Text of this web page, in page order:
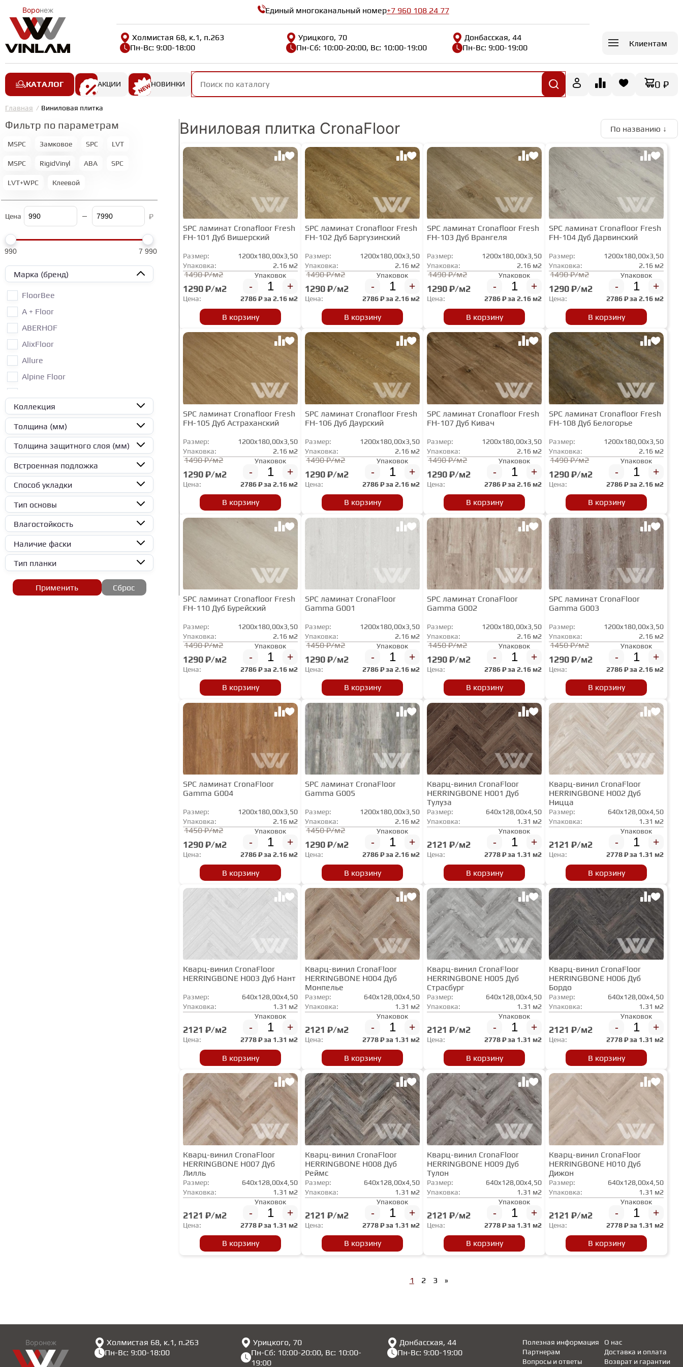
Воронеж Единый многоканальный номер+7 960 108 24 77
Холмистая 68, к.1, п.263
Пн-Вс: 9:00-18:00
Урицкого, 70
Пн-Сб: 10:00-20:00, Вс: 10:00-19:00
Донбасская, 44
Пн-Вс: 9:00-19:00
Клиентам
КАТАЛОГ АКЦИИ НОВИНКИ 0 ₽
Главная Виниловая плитка
Фильтр по параметрам
MSPC Замковое SPC LVT
MSPC RigidVinyl ABA SPC
LVT+WPC Клеевой
Цена ₽
990 7 990
Марка (бренд)
FloorBee
A + Floor
ABERHOF
AlixFloor
Allure
Alpine Floor
Aquafloor
Arbiton
AspenFloor
BAS
BerryAlloc
Betta
Bonkeel
CM Floor
CronaFloor
DAMY FLOOR
Demy Floor
Коллекция
Толщина (мм)
Толщина защитного слоя (мм)
Встроенная подложка
Способ укладки
Тип основы
Влагостойкость
Наличие фаски
Тип планки
Применить Сброс
Виниловая плитка CronaFloor По названию ↓
SPC ламинат Cronafloor Fresh
FH-101 Дуб Вишерский
Размер:
1200x180,00x3,50
Упаковка:
2.16 м2
1490 ₽/м2
1290 ₽/м2
Упаковок
- +
Цена: 2786₽ за2.16 м2
В корзину
SPC ламинат Cronafloor Fresh
FH-102 Дуб Баргузинский
Размер:
1200x180,00x3,50
Упаковка:
2.16 м2
1490 ₽/м2
1290 ₽/м2
Упаковок
- +
Цена: 2786₽ за2.16 м2
В корзину
SPC ламинат Cronafloor Fresh
FH-103 Дуб Врангеля
Размер:
1200x180,00x3,50
Упаковка:
2.16 м2
1490 ₽/м2
1290 ₽/м2
Упаковок
- +
Цена: 2786₽ за2.16 м2
В корзину
SPC ламинат Cronafloor Fresh
FH-104 Дуб Дарвинский
Размер:
1200x180,00x3,50
Упаковка:
2.16 м2
1490 ₽/м2
1290 ₽/м2
Упаковок
- +
Цена: 2786₽ за2.16 м2
В корзину
SPC ламинат Cronafloor Fresh
FH-105 Дуб Астраханский
Размер:
1200x180,00x3,50
Упаковка:
2.16 м2
1490 ₽/м2
1290 ₽/м2
Упаковок
- +
Цена: 2786₽ за2.16 м2
В корзину
SPC ламинат Cronafloor Fresh
FH-106 Дуб Даурский
Размер:
1200x180,00x3,50
Упаковка:
2.16 м2
1490 ₽/м2
1290 ₽/м2
Упаковок
- +
Цена: 2786₽ за2.16 м2
В корзину
SPC ламинат Cronafloor Fresh
FH-107 Дуб Кивач
Размер:
1200x180,00x3,50
Упаковка:
2.16 м2
1490 ₽/м2
1290 ₽/м2
Упаковок
- +
Цена: 2786₽ за2.16 м2
В корзину
SPC ламинат Cronafloor Fresh
FH-108 Дуб Белогорье
Размер:
1200x180,00x3,50
Упаковка:
2.16 м2
1490 ₽/м2
1290 ₽/м2
Упаковок
- +
Цена: 2786₽ за2.16 м2
В корзину
SPC ламинат Cronafloor Fresh
FH-110 Дуб Бурейский
Размер:
1200x180,00x3,50
Упаковка:
2.16 м2
1490 ₽/м2
1290 ₽/м2
Упаковок
- +
Цена: 2786₽ за2.16 м2
В корзину
SPC ламинат CronaFloor
Gamma G001
Размер:
1200x180,00x3,50
Упаковка:
2.16 м2
1450 ₽/м2
1290 ₽/м2
Упаковок
- +
Цена: 2786₽ за2.16 м2
В корзину
SPC ламинат CronaFloor
Gamma G002
Размер:
1200x180,00x3,50
Упаковка:
2.16 м2
1450 ₽/м2
1290 ₽/м2
Упаковок
- +
Цена: 2786₽ за2.16 м2
В корзину
SPC ламинат CronaFloor
Gamma G003
Размер:
1200x180,00x3,50
Упаковка:
2.16 м2
1450 ₽/м2
1290 ₽/м2
Упаковок
- +
Цена: 2786₽ за2.16 м2
В корзину
SPC ламинат CronaFloor
Gamma G004
Размер:
1200x180,00x3,50
Упаковка:
2.16 м2
1450 ₽/м2
1290 ₽/м2
Упаковок
- +
Цена: 2786₽ за2.16 м2
В корзину
SPC ламинат CronaFloor
Gamma G005
Размер:
1200x180,00x3,50
Упаковка:
2.16 м2
1450 ₽/м2
1290 ₽/м2
Упаковок
- +
Цена: 2786₽ за2.16 м2
В корзину
Кварц-винил CronaFloor
HERRINGBONE H001 Дуб
Тулуза
Размер:
640x128,00x4,50
Упаковка:
1.31 м2
2121 ₽/м2
Упаковок
- +
Цена: 2778₽ за 1.31 м2
В корзину
Кварц-винил CronaFloor
HERRINGBONE H002 Дуб
Ницца
Размер:
640x128,00x4,50
Упаковка:
1.31 м2
2121 ₽/м2
Упаковок
- +
Цена: 2778₽ за 1.31 м2
В корзину
Кварц-винил CronaFloor
HERRINGBONE H003 Дуб Нант
Размер:
640x128,00x4,50
Упаковка:
1.31 м2
2121 ₽/м2
Упаковок
- +
Цена: 2778₽ за 1.31 м2
В корзину
Кварц-винил CronaFloor
HERRINGBONE H004 Дуб
Монпелье
Размер:
640x128,00x4,50
Упаковка:
1.31 м2
2121 ₽/м2
Упаковок
- +
Цена: 2778₽ за 1.31 м2
В корзину
Кварц-винил CronaFloor
HERRINGBONE H005 Дуб
Страсбург
Размер:
640x128,00x4,50
Упаковка:
1.31 м2
2121 ₽/м2
Упаковок
- +
Цена: 2778₽ за 1.31 м2
В корзину
Кварц-винил CronaFloor
HERRINGBONE H006 Дуб
Бордо
Размер:
640x128,00x4,50
Упаковка:
1.31 м2
2121 ₽/м2
Упаковок
- +
Цена: 2778₽ за 1.31 м2
В корзину
Кварц-винил CronaFloor
HERRINGBONE H007 Дуб
Лилль
Размер:
640x128,00x4,50
Упаковка:
1.31 м2
2121 ₽/м2
Упаковок
- +
Цена: 2778₽ за 1.31 м2
В корзину
Кварц-винил CronaFloor
HERRINGBONE H008 Дуб
Реймс
Размер:
640x128,00x4,50
Упаковка:
1.31 м2
2121 ₽/м2
Упаковок
- +
Цена: 2778₽ за 1.31 м2
В корзину
Кварц-винил CronaFloor
HERRINGBONE H009 Дуб
Тулон
Размер:
640x128,00x4,50
Упаковка:
1.31 м2
2121 ₽/м2
Упаковок
- +
Цена: 2778₽ за 1.31 м2
В корзину
Кварц-винил CronaFloor
HERRINGBONE H010 Дуб
Дижон
Размер:
640x128,00x4,50
Упаковка:
1.31 м2
2121 ₽/м2
Упаковок
- +
Цена: 2778₽ за 1.31 м2
В корзину
1 2 3 »
Воронеж
Холмистая 68, к.1, п.263
Пн-Вс: 9:00-18:00
Урицкого, 70
Пн-Сб: 10:00-20:00, Вс: 10:00-
19:00
Донбасская, 44
Пн-Вс: 9:00-19:00
Полезная информация
Партнерам
Вопросы и ответы
Доставка и оплата
Возврат и гарантии
О нас